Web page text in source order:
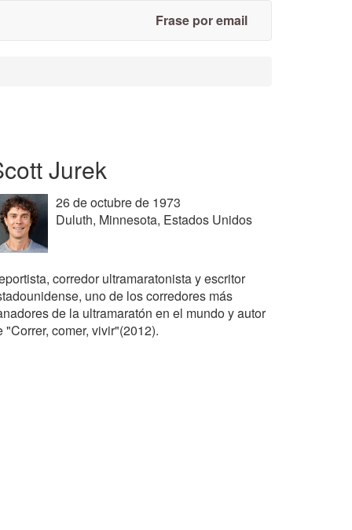
Frase por email
Jurek
26 de octubre de 1973
Duluth, Minnesota, Estados Unidos
corredor ultramaratonista y escritor
uno de los corredores más
de la ultramaratón en el mundo y autor
"Correr, comer, vivir"(2012).